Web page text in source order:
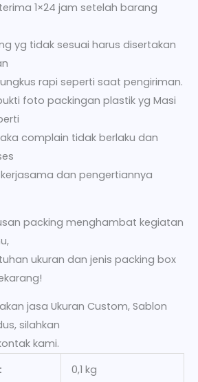
1×24 jam setelah barang
yg tidak sesuai harus disertakan
rapi seperti saat pengiriman.
foto packingan plastik yg Masi
complain tidak berlaku dan
dan pengertiannya
packing menghambat kegiatan
ukuran dan jenis packing box
jasa Ukuran Custom, Sablon
silahkan
kami.
0,1 kg